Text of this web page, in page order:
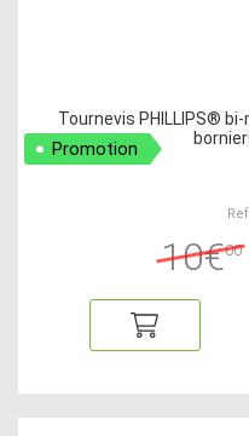
Tournevis PHILLIPS®
Promotion
10€00